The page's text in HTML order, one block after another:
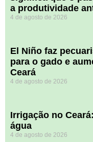
a produtividade
4 de agosto de 2026
El Niño faz
para o gado e
Ceará
4 de agosto de 2026
Irrigação no
água
4 de agosto de 2026